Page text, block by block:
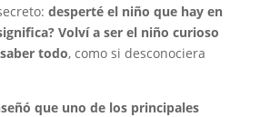
desperté el niño que hay en
Volví a ser el niño curioso
todo, como si desconociera
que uno de los principales